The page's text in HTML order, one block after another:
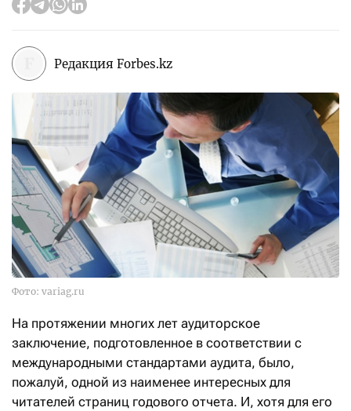
Редакция Forbes.kz
Фото: variag.ru
На протяжении многих лет аудиторское
заключение, подготовленное в соответствии с
международными стандартами аудита, было,
пожалуй, одной из наименее интересных для
читателей страниц годового отчета. И, хотя для его